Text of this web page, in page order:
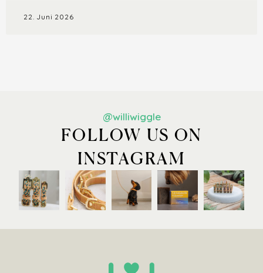
22. Juni 2026
@williwiggle
FOLLOW US ON
INSTAGRAM